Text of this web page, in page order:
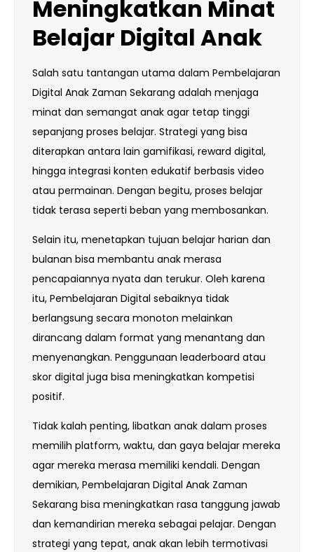
Meningkatkan Minat
Belajar Digital Anak
Salah satu tantangan utama dalam Pembelajaran
Digital Anak Zaman Sekarang adalah menjaga
minat dan semangat anak agar tetap tinggi
sepanjang proses belajar. Strategi yang bisa
diterapkan antara lain gamifikasi, reward digital,
hingga integrasi konten edukatif berbasis video
atau permainan. Dengan begitu, proses belajar
tidak terasa seperti beban yang membosankan.
Selain itu, menetapkan tujuan belajar harian dan
bulanan bisa membantu anak merasa
pencapaiannya nyata dan terukur. Oleh karena
itu, Pembelajaran Digital sebaiknya tidak
berlangsung secara monoton melainkan
dirancang dalam format yang menantang dan
menyenangkan. Penggunaan leaderboard atau
skor digital juga bisa meningkatkan kompetisi
positif.
Tidak kalah penting, libatkan anak dalam proses
memilih platform, waktu, dan gaya belajar mereka
agar mereka merasa memiliki kendali. Dengan
demikian, Pembelajaran Digital Anak Zaman
Sekarang bisa meningkatkan rasa tanggung jawab
dan kemandirian mereka sebagai pelajar. Dengan
strategi yang tepat, anak akan lebih termotivasi